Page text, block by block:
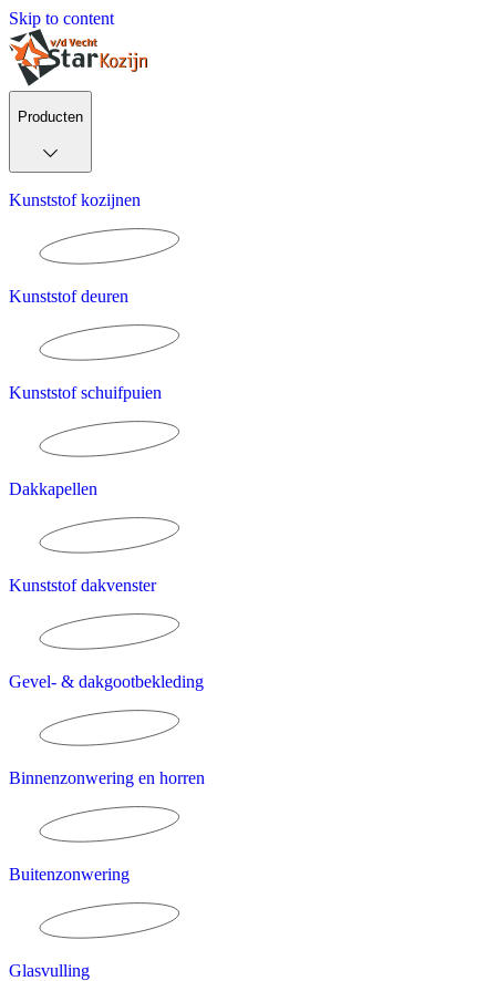
Skip to content
Producten
Kunststof kozijnen
Kunststof deuren
Kunststof schuifpuien
Dakkapellen
Kunststof dakvenster
Gevel- & dakgootbekleding
Binnenzonwering en horren
Buitenzonwering
Glasvulling